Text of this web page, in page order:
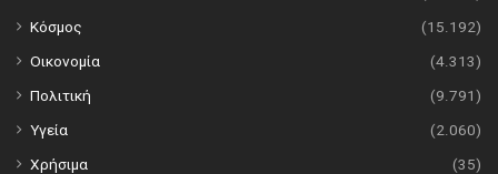
Κόσμος
(15.192)
Οικονομία
(4.313)
Πολιτική
(9.791)
Υγεία
(2.060)
Χρήσιμα
(35)